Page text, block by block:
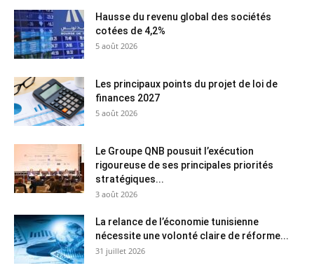
Hausse du revenu global des sociétés
cotées de 4,2%
5 août 2026
Les principaux points du projet de loi de
finances 2027
5 août 2026
Le Groupe QNB pousuit l’exécution
rigoureuse de ses principales priorités
stratégiques...
3 août 2026
La relance de l’économie tunisienne
nécessite une volonté claire de réforme...
31 juillet 2026